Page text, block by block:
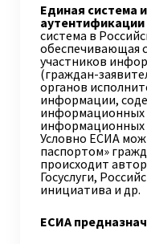
Единая система
система в
обеспечивающая
участников
(граждан-
органов
информации,
информационных
информационных
Условно ЕСИА
паспортом»
происходит
Госуслуги,
инициатива и др.
ЕСИА